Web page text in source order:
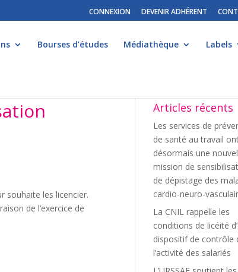
CONNEXION DEVENIR ADHÉRENT
Bourses d’études Médiathèque Labels
souhaite les licencier.
de l’exercice de
Articles récents
Les services de
de santé au travail
désormais une
mission de
de dépistage des
cardio-neuro-
La CNIL rappelle les
conditions de licéité
dispositif de contrôle
l’activité des salariés